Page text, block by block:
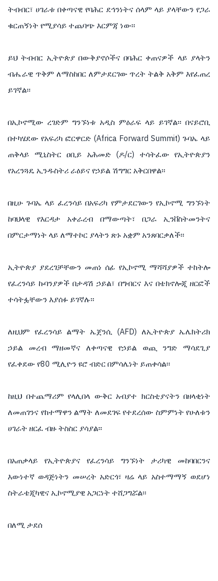
ትብብር፣ ሀገራቱ በቀጣናዊ የባሕር ደኅንነትና ሰላም ላይ ያላቸውን የጋራ
ቁርጠኝነት የሚያሳይ ተጨባጭ እርምጃ ነው፡፡
ይህ ትብብር ኢትዮጵያ በውቅያኖሶችና በባሕር ቀጠናዎች ላይ ያላትን
ብሔራዊ ጥቅም ለማስከበር ለምታደርገው ጥረት ትልቅ አቅም እየፈጠረ
ይገኛል፡፡
በኢኮኖሚው ረገድም ግንኙነቱ አዲስ ምዕራፍ ላይ ይገኛል፡፡ በናይሮቢ
በተካሄደው የአፍሪካ ፎርዋርድ (Africa Forward Summit) ጉባኤ ላይ
ጠቅላይ ሚኒስትር ዐቢይ አሕመድ (ዶ/ር) ተሳትፈው የኢትዮጵያን
የአረንጓዴ ኢንዱስትሪ ራዕይና የኃይል ሽግግር አቅርበዋል፡፡
በዚሁ ጉባኤ ላይ ፈረንሳይ በአፍሪካ የምታደርገውን የኢኮኖሚ ግንኙነት
ከባህላዊ የእርዳታ አቀራረብ በማውጣት፣ በጋራ ኢንቨስትመንትና
በምርታማነት ላይ ለማተኮር ያላትን ጽኑ አቋም አንጸባርቃለች፡፡
ኢትዮጵያ ያደረገቻቸውን መጠነ ሰፊ የኢኮኖሚ ማሻሻያዎች ተከትሎ
የፈረንሳይ ኩባንያዎች በታዳሽ ኃይል፣ በግብርና እና በቴክኖሎጂ ዘርፎች
ተሳትፏቸውን እያሰፉ ይገኛሉ፡፡
ለዚህም የፈረንሳይ ልማት ኤጀንሲ (AFD) ለኢትዮጵያ ኤሌክትሪክ
ኃይል መረብ ማዘመኛና ለቀጣናዊ የኃይል ወጪ ንግድ ማሳደጊያ
የፈቀደው የ80 ሚሊዮን ዩሮ ብድር በምሳሌነት ይጠቀሳል፡፡
ከዚህ በተጨማሪም የላሊበላ ውቅር አብያተ ክርስቲያናትን በዘላቂነት
ለመጠገንና የከተማዋን ልማት ለመደገፍ የተደረሰው ስምምነት የሁለቱን
ሀገራት ዘርፈ ብዙ ትስስር ያሳያል፡፡
በአጠቃላይ የኢትዮጵያና የፈረንሳይ ግንኙነት ታሪካዊ መከባበርንና
እውነተኛ ወዳጅነትን መሠረት አድርጎ፣ ዛሬ ላይ አስተማማኝ ወደሆነ
ስትራቴጂካዊና ኢኮኖሚያዊ አጋርነት ተሸጋግሯል፡፡
በለሚ ታደሰ